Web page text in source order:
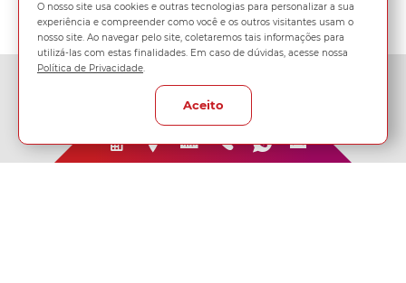
Rua Cadiriri 873
São Paulo - SP - CEP: 03109-040
O nosso site usa cookies e outras tecnologias para personalizar a sua
experiência e compreender como você e os outros visitantes usam o
nosso site. Ao navegar pelo site, coletaremos tais informações para
utilizá-las com estas finalidades. Em caso de dúvidas, acesse nossa
Política de Privacidade.
Aceito